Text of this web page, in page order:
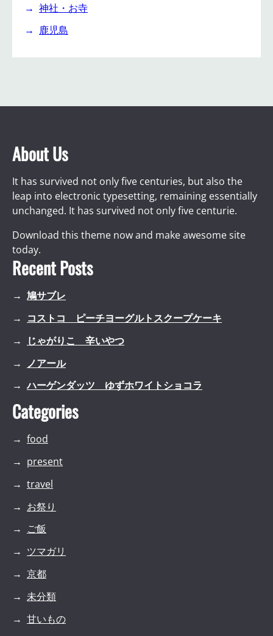
神社・お寺
鹿児島
About Us
It has survived not only five centuries, but also the
leap into electronic typesetting, remaining essentially
unchanged. It has survived not only five centurie.
Download this theme now and make awesome site
today.
Recent Posts
鳩サブレ
コストコ ピーチヨーグルトスクープケーキ
じゃがりこ 辛いやつ
ノアール
ハーゲンダッツ ゆずホワイトショコラ
Categories
food
present
travel
お祭り
ご飯
ツマガリ
京都
未分類
甘いもの